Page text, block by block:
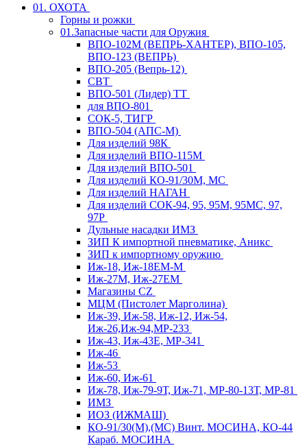
01. ОХОТА
Горны и рожки
01.Запасные части для Оружия
ВПО-102М (ВЕПРЬ-ХАНТЕР), ВПО-105,
ВПО-123 (ВЕПРЬ)
ВПО-205 (Вепрь-12)
СВТ
ВПО-501 (Лидер) ТТ
для ВПО-801
СОК-5, ТИГР
ВПО-504 (АПС-М)
Для изделий 98К
Для изделий ВПО-115М
Для изделий ВПО-501
Для изделий КО-91/30М, МС
Для изделий НАГАН
Для изделий СОК-94, 95, 95М, 95МС, 97,
97Р
Дульные насадки ИМЗ
ЗИП К импортной пневматике, Аникс
ЗИП к импортному оружию
Иж-18, Иж-18ЕМ-М
Иж-27М, Иж-27ЕМ
Магазины CZ
МЦМ (Пистолет Марголина)
Иж-39, Иж-58, Иж-12, Иж-54,
Иж-26,Иж-94,МР-233
Иж-43, Иж-43Е, МР-341
Иж-46
Иж-53
Иж-60, Иж-61
Иж-78, Иж-79-9Т, Иж-71, МР-80-13Т, МР-81
ИМЗ
ИОЗ (ИЖМАШ)
КО-91/30(М),(МС) Винт. МОСИНА, КО-44
Караб. МОСИНА